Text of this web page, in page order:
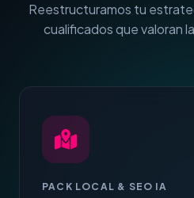
Reestructuramos tu
cualificados que valoran
PACK LOCAL & SEO IA